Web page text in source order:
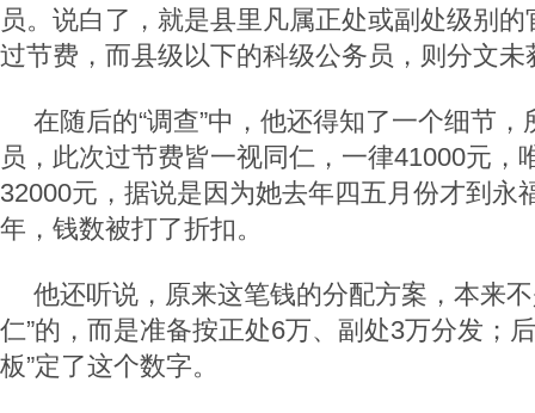
员。说白了，就是县里凡属正处或副处级别
过节费，而县级以下的科级公务员，则分文未
在随后的“调查”中，他还得知了一个细节
员，此次过节费皆一视同仁，一律41000元，
32000元，据说是因为她去年四五月份才到永
年，钱数被打了折扣。
他还听说，原来这笔钱的分配方案，本来
仁”的，而是准备按正处6万、副处3万分发；
板”定了这个数字。